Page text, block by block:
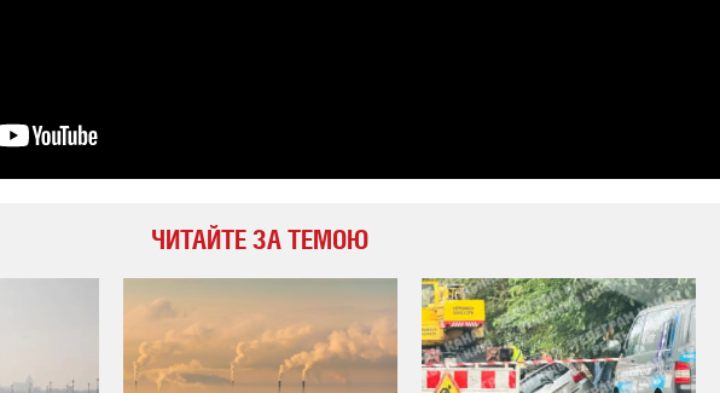
ЧИТАЙТЕ ЗА ТЕМОЮ